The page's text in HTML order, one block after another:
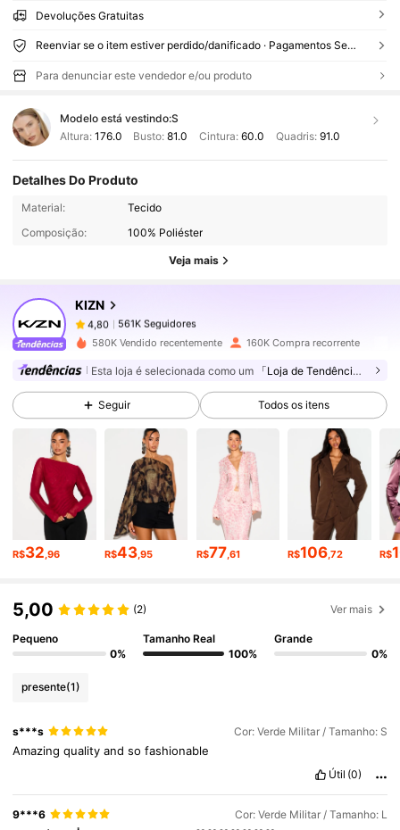
Devoluções Gratuitas
Reenviar se o item estiver perdido/danificado · Pagamentos Seguros · Proteção de privacidade
Para denunciar este vendedor e/ou produto
Modelo está vestindo:S
Altura: 176.0 Busto:81.0 Cintura: 60.0 Quadris: 91.0
Detalhes Do Produto
Material:
Tecido
Composição:
100% Poliéster
Veja mais
KIZN
4,80
m***npago1 dia atrás
4,80 561K Seguidores
561K Seguidores
4,80 561K Seguidores
4,80 561K Seguidores
4,80 561K Seguidores
4,80
580K Vendido recentemente 160K Compra recorrente
Esta loja é selecionada como um 「Loja de Tendências」
Seguir Todos os itens
R$32,96 R$43,95 R$77,61 R$106,72 R$
5,00 (2) Ver mais
Pequeno
0%
Tamanho Real
100%
Grande
0%
presente(1)
s***s Cor: Verde Militar / Tamanho: S
Amazingqualityandsofashionable
Útil (0)
9***6 Cor: Verde Militar / Tamanho: L